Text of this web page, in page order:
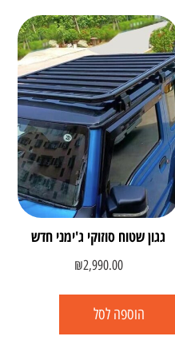
גגון שטוח סוזוקי ג'ימני חדש
₪2,990.00
הוספה לסל